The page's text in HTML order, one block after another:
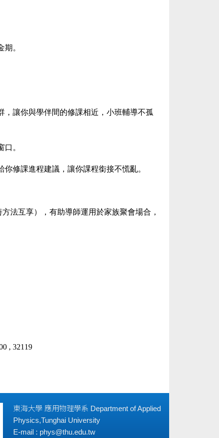
。
讓你與學伴間的修課相近，小班輔導不孤
。
修課進程建議，讓你課程銜接不慌亂。
法互享），有助導師運用於家族聚會場合，
, 32119
東海大學 應用物理學系 Department of Applied
Physics,Tunghai University
E-mail : phys@thu.edu.tw